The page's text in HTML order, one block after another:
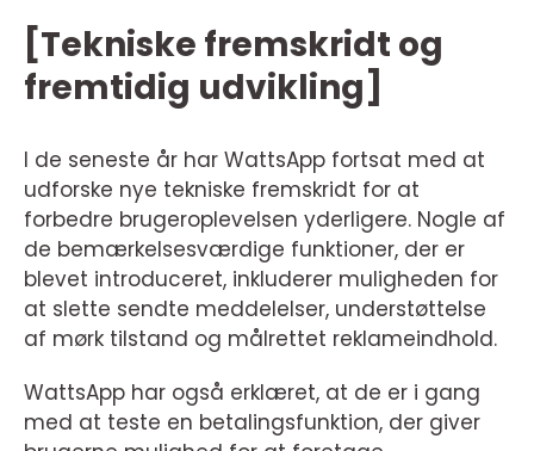
[Tekniske fremskridt og
fremtidig udvikling]
I de seneste år har WattsApp fortsat med at
udforske nye tekniske fremskridt for at
forbedre brugeroplevelsen yderligere. Nogle af
de bemærkelsesværdige funktioner, der er
blevet introduceret, inkluderer muligheden for
at slette sendte meddelelser, understøttelse
af mørk tilstand og målrettet reklameindhold.
WattsApp har også erklæret, at de er i gang
med at teste en betalingsfunktion, der giver